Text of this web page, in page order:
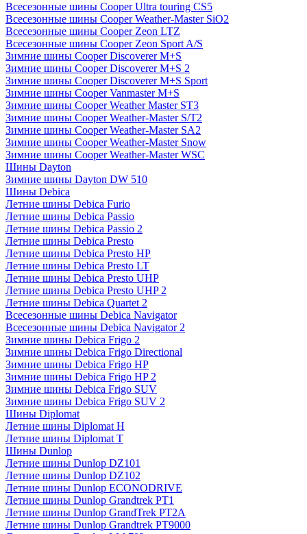
Всесезонные шины Cooper Ultra touring CS5
Всесезонные шины Cooper Weather-Master SiO2
Всесезонные шины Cooper Zeon LTZ
Всесезонные шины Cooper Zeon Sport A/S
Зимние шины Cooper Discoverer M+S
Зимние шины Cooper Discoverer M+S 2
Зимние шины Cooper Discoverer M+S Sport
Зимние шины Cooper Vanmaster M+S
Зимние шины Cooper Weather Master ST3
Зимние шины Cooper Weather-Master S/T2
Зимние шины Cooper Weather-Master SA2
Зимние шины Cooper Weather-Master Snow
Зимние шины Cooper Weather-Master WSC
Шины Dayton
Зимние шины Dayton DW 510
Шины Debica
Летние шины Debica Furio
Летние шины Debica Passio
Летние шины Debica Passio 2
Летние шины Debica Presto
Летние шины Debica Presto HP
Летние шины Debica Presto LT
Летние шины Debica Presto UHP
Летние шины Debica Presto UHP 2
Летние шины Debica Quartet 2
Всесезонные шины Debica Navigator
Всесезонные шины Debica Navigator 2
Зимние шины Debica Frigo 2
Зимние шины Debica Frigo Directional
Зимние шины Debica Frigo HP
Зимние шины Debica Frigo HP 2
Зимние шины Debica Frigo SUV
Зимние шины Debica Frigo SUV 2
Шины Diplomat
Летние шины Diplomat H
Летние шины Diplomat T
Шины Dunlop
Летние шины Dunlop DZ101
Летние шины Dunlop DZ102
Летние шины Dunlop ECONODRIVE
Летние шины Dunlop Grandtrek PT1
Летние шины Dunlop GrandTrek PT2A
Летние шины Dunlop Grandtrek PT9000